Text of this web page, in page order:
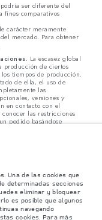
ser diferente del
fines comparativos
carácter meramente
mercado. Para obtener
La escasez global
producción de ciertos
tiempos de producción.
de ella, el uso de
las
versiones y
en contacto con el
las restricciones
pedido basándose
vehículos, piezas y
de forma continua y sin
los motores
en las
función del mercado y
se muestran con
pueden no estar
con tu concesionario
Una de las cookies que
determinadas secciones
eliminar y bloquear
es posible que algunos
navegando
cookies. Para más